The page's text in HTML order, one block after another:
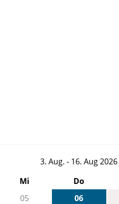
3. Aug. - 16. Aug 2026
Mi Do
05 06